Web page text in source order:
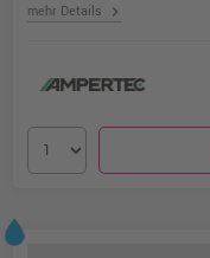
mehr Details chevron_right